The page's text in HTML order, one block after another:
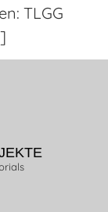
TLGG